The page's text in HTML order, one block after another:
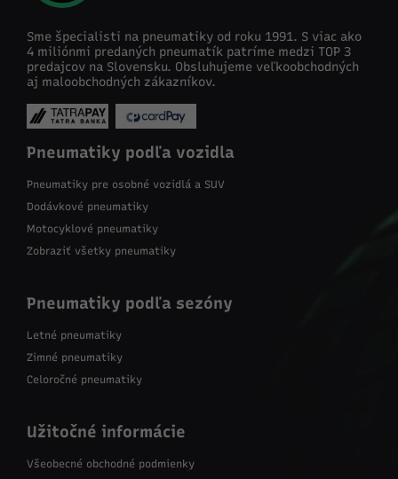
Sme špecialisti na pneumatiky od roku 1991. S viac ako
4 miliónmi predaných pneumatík patríme medzi TOP 3
predajcov na Slovensku. Obsluhujeme veľkoobchodných
aj maloobchodných zákazníkov.
Pneumatiky podľa vozidla
Pneumatiky pre osobné vozidlá a SUV
Dodávkové pneumatiky
Motocyklové pneumatiky
Zobraziť všetky pneumatiky
Pneumatiky podľa sezóny
Letné pneumatiky
Zimné pneumatiky
Celoročné pneumatiky
Užitočné informácie
Všeobecné obchodné podmienky